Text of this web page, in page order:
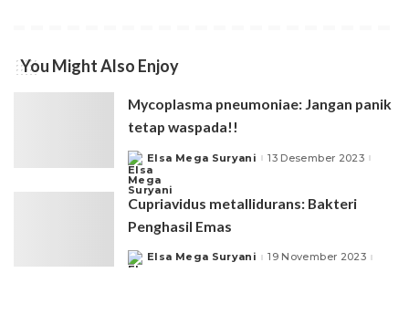
You Might Also Enjoy
Mycoplasma pneumoniae: Jangan panik
tetap waspada!!
Posted
by
Elsa Mega Suryani 13 Desember 2023
Cupriavidus metallidurans: Bakteri
Penghasil Emas
Posted
by
Elsa Mega Suryani 19 November 2023